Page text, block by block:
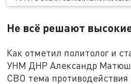
Не всё решают
Как отметил политолог и
УНМ ДНР Александр
СВО тема